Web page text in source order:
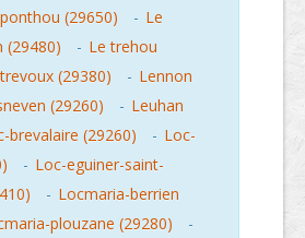
(29650) - Le
(29480)
- Le trehou
(29380) - Lennon
(29260) - Leuhan
brevalaire (29260) - Loc-
- Loc-eguiner-saint-
- Locmaria-berrien
plouzane (29280)
-